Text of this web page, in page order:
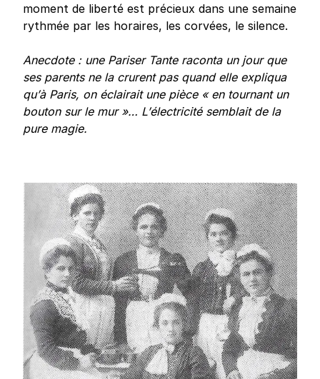
moment de liberté est précieux dans une semaine
rythmée par les horaires, les corvées, le silence.
Anecdote : une Pariser Tante raconta un jour que
ses parents ne la crurent pas quand elle expliqua
qu’à Paris, on éclairait une pièce « en tournant un
bouton sur le mur »… L’électricité semblait de la
pure magie.